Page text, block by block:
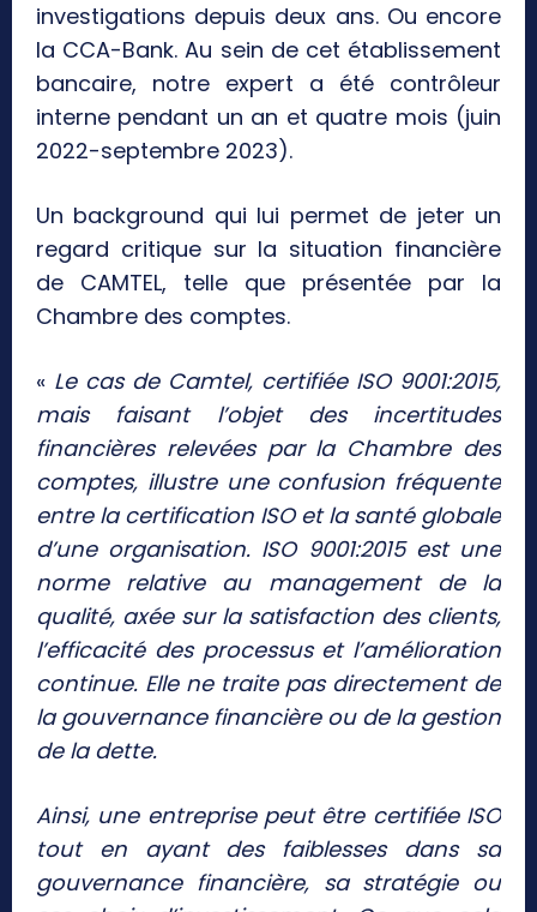
investigations depuis deux ans. Ou encore
la CCA-Bank. Au sein de cet établissement
bancaire, notre expert a été contrôleur
interne pendant un an et quatre mois (juin
2022-septembre 2023).
Un background qui lui permet de jeter un
regard critique sur la situation financière
de CAMTEL, telle que présentée par la
Chambre des comptes.
« Le cas de Camtel, certifiée ISO 9001:2015,
mais faisant l’objet des incertitudes
financières relevées par la Chambre des
comptes, illustre une confusion fréquente
entre la certification ISO et la santé globale
d’une organisation. ISO 9001:2015 est une
norme relative au management de la
qualité, axée sur la satisfaction des clients,
l’efficacité des processus et l’amélioration
continue. Elle ne traite pas directement de
la gouvernance financière ou de la gestion
de la dette.
Ainsi, une entreprise peut être certifiée ISO
tout en ayant des faiblesses dans sa
gouvernance financière, sa stratégie ou